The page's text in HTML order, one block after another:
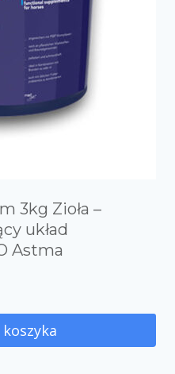
3kg Zioła –
układ
Astma